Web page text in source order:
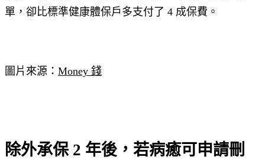
單，卻比標準健康體保戶多支付了 4 成保費。
圖片來源： Money 錢
除外承保 2 年後，若病癒可申請刪